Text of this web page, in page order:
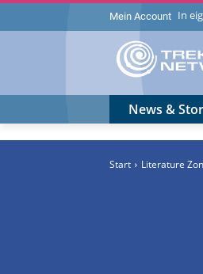
Mein Account In
News &
Start Literature